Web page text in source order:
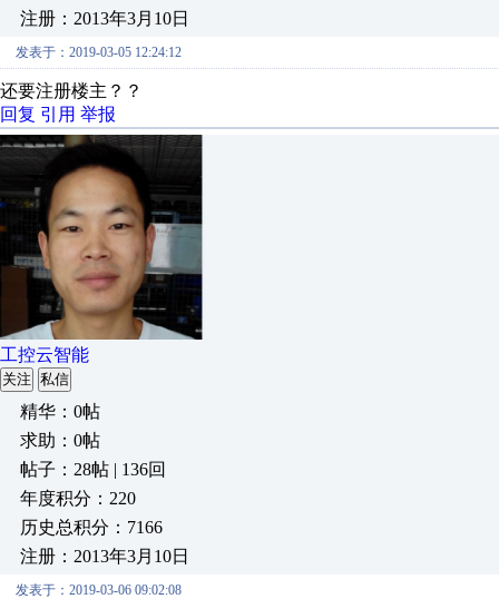
注册：2013年3月10日
发表于：2019-03-05 12:24:12
还要注册楼主？？
回复 引用 举报
工控云智能
关注 私信
精华：0帖
求助：0帖
帖子：28帖 | 136回
年度积分：220
历史总积分：7166
注册：2013年3月10日
发表于：2019-03-06 09:02:08